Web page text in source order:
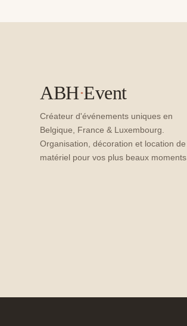
ABH·Event
Créateur d'événements uniques en
Belgique, France & Luxembourg.
Organisation, décoration et location de
matériel pour vos plus beaux moments.